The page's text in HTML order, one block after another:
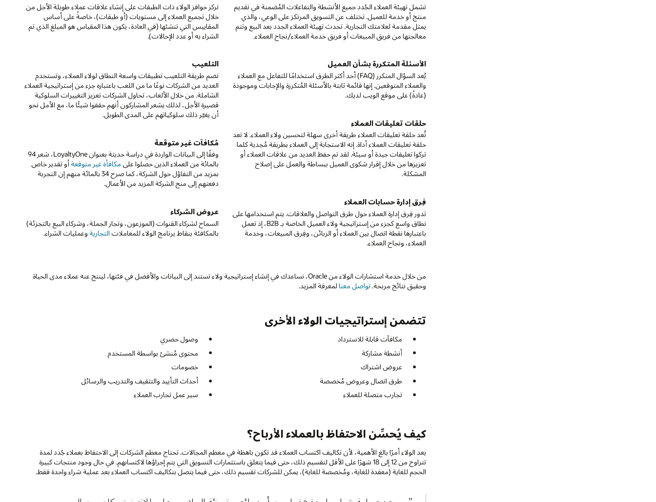
تشمل تهيئة العملاء الجُدد جميع الأنشطة والتفاعلات المُضمنة في تقديم
منتج أو خدمة للعميل. تختلف عن التسويق المرتكز على الوعي، والذي
يمثل مقدمة لعلامتك التجارية. تحدث تهيئة العملاء الجدد بعد البيع وتتم
معالجتها من فريق المبيعات أو فريق خدمة العملاء/نجاح العملاء.
الأسئلة المتكررة بشأن العميل
يُعد السؤال المتكرر (FAQ) أحد أكثر الطرق استخدامًا للتفاعل مع العملاء
والعملاء المتوقعين. إنها قائمة ثابتة بالأسئلة المُتكررة والإجابات وموجودة
(عادةً) على موقع الويب لديك.
حلقات تعليقات العملاء
تُعد حلقة تعليقات العملاء طريقة أخرى سهلة لتحسين ولاء العملاء. لا تعد
حلقة تعليقات العملاء أداة. إنه الاستجابة إلى العملاء بطريقة مُجدية كلما
تركوا تعليقات جيدة أو سيئة. لقد تم حفظ العديد من علاقات العملاء أو
تعزيزها من خلال إقرار شكوى العميل ببساطة والعمل على إصلاح
المشكلة.
فِرق إدارة حسابات العملاء
تدور فِرق إدارة العملاء حول طرق التواصل والعلاقات. يتم استخدامها على
نطاق واسع كجزء من إستراتيجية ولاء العميل الخاصة بـ B2B، إذ تعمل
باعتبارها نقطة اتصال بين العملاء أو الزبائن، وفِرق المبيعات، وخدمة
العملاء، ونجاح العملاء.
تركز حوافز الولاء ذات الطبقات على إنشاء علاقات عملاء طويلة الأجل من
خلال تجميع العملاء إلى مستويات (أو طبقات)، خاصةً على أساس
المقاييس التي تنشئها (في العادة، يكون هذا المقياس هو المبلغ الذي تم
الشراء به أو عدد الإحالات).
التلعيب
تضم طريقة التلعيب تطبيقات واسعة النطاق لولاء العملاء، وتستخدم
العديد من الشركات نوعًا ما من اللعب باعتباره جزء من إستراتيجية العملاء
الشاملة. من خلال الألعاب، تحاول الشركات تعزيز التغييرات السلوكية
قصيرة الأجل، لذلك يشعر المشاركون أنهم حققوا شيئًا ما، مع الأمل نحو
أن يغيّر ذلك سلوكياتهم على المدى الطويل.
مُكافآت غير متوقعة
وفقًا إلى البيانات الواردة في دراسة حديثة بعنوان LoyaltyOne، شعر 94
بالمائة من العملاء الذين حصلوا على مكافأة غير متوقعةأو تقدير خاص
بمزيد من التفاؤل حول الشركة، كما صرح 34 بالمائة منهم إن التجربة
دفعتهم إلى منح الشركة المزيد من الأعمال.
عروض الشركاء
السماح لشركاء القنوات (الموزعون، وتجار الجملة، وشركاء البيع بالتجزئة)
بالمكافئة بنقاط برنامج الولاء للمعاملات التجاريةوعمليات الشراء.
من خلال خدمة استشارات الولاء من Oracle، نساعدك في إنشاء إستراتيجية ولاء تستند إلى البيانات والأفضل في فئتها، لينتج عنه عملاء مدى الحياة
وحقيق نتائج مربحة.تواصل معنا لمعرفة المزيد.
تتضمن إستراتيجيات الولاء الأخرى
مكافآت قابلة للاسترداد
أنشطة مشاركة
عروض اشتراك
طرق اتصال وعروض مُخصصة
تجارب متصلة للعملاء
وصول حصري
محتوى مُنشئ بواسطة المستخدم
خصومات
أحداث التأييد والتثقيف والتدريب والرسائل
سير عمل تجارب العملاء
كيف يُحسِّن الاحتفاظ بالعملاء الأرباح؟
يعد الولاء أمرًا بالغ الأهمية، لأن تكاليف اكتساب العملاء قد تكون باهظة في معظم المجالات. تحتاج معظم الشركات إلى الاحتفاظ بعملاء جُدد لمدة
تتراوح من 12 إلى 18 شهرًا على الأقل لتقسيم ذلك، حتى فيما يتعلق باستثمارات التسويق التي يتم إجراؤها لاكتسابهم. في حال وجود منتجات كبيرة
الحجم للغاية (معقدة للغاية، ومُخصصة للغاية)، يمكن للشركات تقسيم ذلك، حتى فيما يتصل بتكاليف اكتساب العملاء بعد عملية شراء واحدة فقط.